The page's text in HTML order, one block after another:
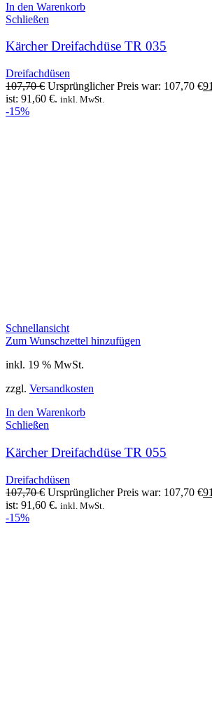
In den Warenkorb
Schließen
Kärcher Dreifachdüse TR 035
Dreifachdüsen
107,70€ Ursprünglicher Preis war: 107,70 €
ist: 91,60 €. inkl. MwSt.
-15%
Schnellansicht
Zum Wunschzettel hinzufügen
inkl. 19 % MwSt.
zzgl. Versandkosten
In den Warenkorb
Schließen
Kärcher Dreifachdüse TR 055
Dreifachdüsen
107,70€ Ursprünglicher Preis war: 107,70 €
ist: 91,60 €. inkl. MwSt.
-15%